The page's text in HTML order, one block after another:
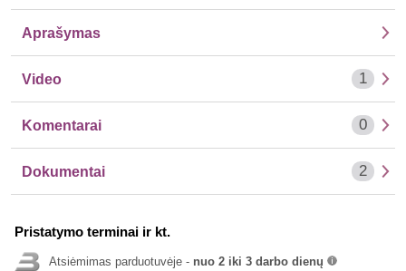
Aprašymas
Video 1
Komentarai 0
Dokumentai 2
Pristatymo terminai ir kt.
Atsiėmimas parduotuvėje - nuo 2 iki 3 darbo dienų